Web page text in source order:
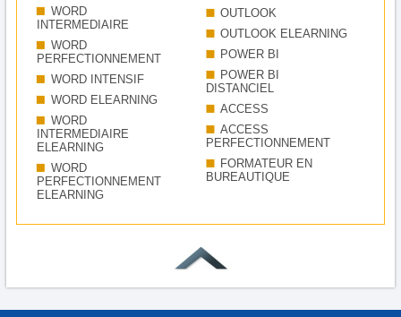
WORD
INTERMEDIAIRE
WORD
PERFECTIONNEMENT
WORD INTENSIF
WORD ELEARNING
WORD
INTERMEDIAIRE
ELEARNING
WORD
PERFECTIONNEMENT
ELEARNING
OUTLOOK
OUTLOOK ELEARNING
POWER BI
POWER BI
DISTANCIEL
ACCESS
ACCESS
PERFECTIONNEMENT
FORMATEUR EN
BUREAUTIQUE